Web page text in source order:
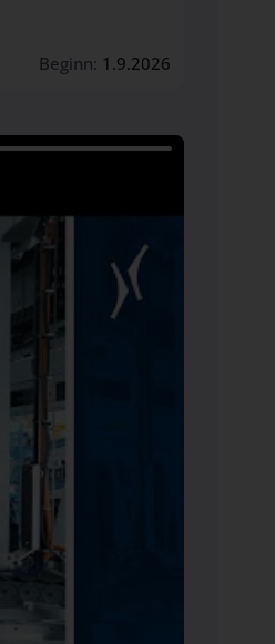
Beginn: 1.9.2026